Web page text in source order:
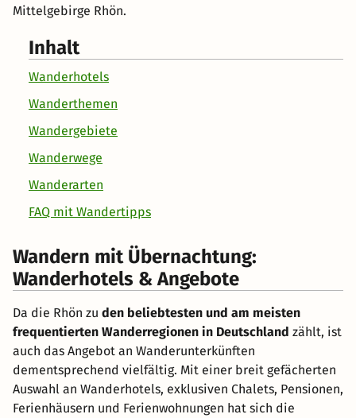
Mittelgebirge Rhön.
Inhalt
Wanderhotels
Wanderthemen
Wandergebiete
Wanderwege
Wanderarten
FAQ mit Wandertipps
Wandern mit Übernachtung:
Wanderhotels & Angebote
Da die Rhön zu den beliebtesten und am meisten
frequentierten Wanderregionen in Deutschland zählt, ist
auch das Angebot an Wanderunterkünften
dementsprechend vielfältig. Mit einer breit gefächerten
Auswahl an Wanderhotels, exklusiven Chalets, Pensionen,
Ferienhäusern und Ferienwohnungen hat sich die